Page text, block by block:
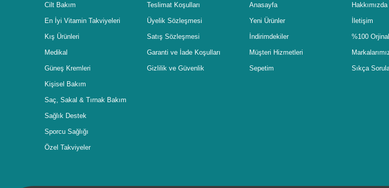
Cilt Bakım
En İyi Vitamin Takviyeleri
Kış Ürünleri
Medikal
Güneş Kremleri
Kişisel Bakım
Saç, Sakal & Tırnak Bakım
Sağlık Destek
Sporcu Sağlığı
Özel Takviyeler
Teslimat Koşulları
Üyelik Sözleşmesi
Satış Sözleşmesi
Garanti ve İade Koşulları
Gizlilik ve Güvenlik
Anasayfa
Yeni Ürünler
İndirimdekiler
Müşteri Hizmetleri
Sepetim
Hakkımızda
İletişim
%100
Sıkça